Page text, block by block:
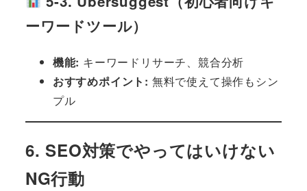
ーワードツール）
機能: キーワードリサーチ、競合分析
おすすめポイント: 無料で使えて操作もシン
プル
6. SEO対策でやってはいけない
NG行動